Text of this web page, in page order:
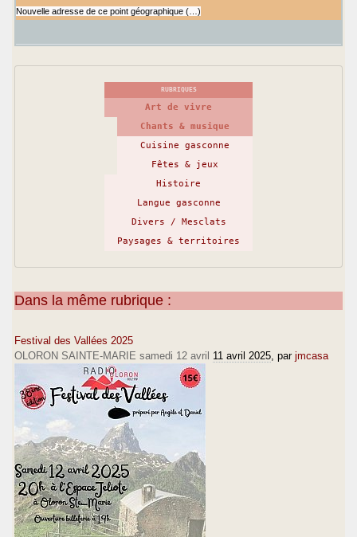
Nouvelle adresse de ce point géographique (…)
RUBRIQUES
Art de vivre
Chants & musique
Cuisine gasconne
Fêtes & jeux
Histoire
Langue gasconne
Divers / Mesclats
Paysages & territoires
Dans la même rubrique :
Festival des Vallées 2025
OLORON SAINTE-MARIE samedi 12 avril 11 avril 2025 , par jmcasa